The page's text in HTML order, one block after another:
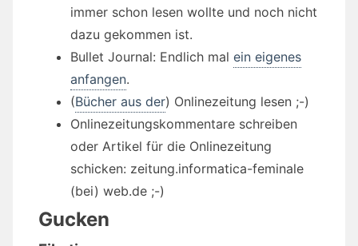
immer schon lesen wollte und noch nicht
dazu gekommen ist.
Bullet Journal: Endlich mal ein eigenes
anfangen.
(Bücher aus der) Onlinezeitung lesen ;-)
Onlinezeitungskommentare schreiben
oder Artikel für die Onlinezeitung
schicken: zeitung.informatica-feminale
(bei) web.de ;-)
Gucken